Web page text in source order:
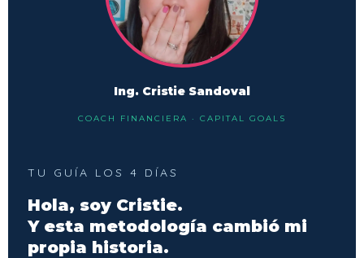
Ing. Cristie Sandoval
COACH FINANCIERA · CAPITAL GOALS
TU GUÍA LOS 4 DÍAS
Hola, soy Cristie.
Y esta metodología cambió mi
propia historia.